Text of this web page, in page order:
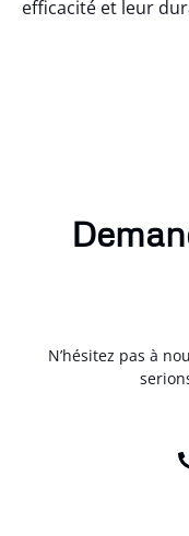
efficacité et leur
N’hésitez pas à